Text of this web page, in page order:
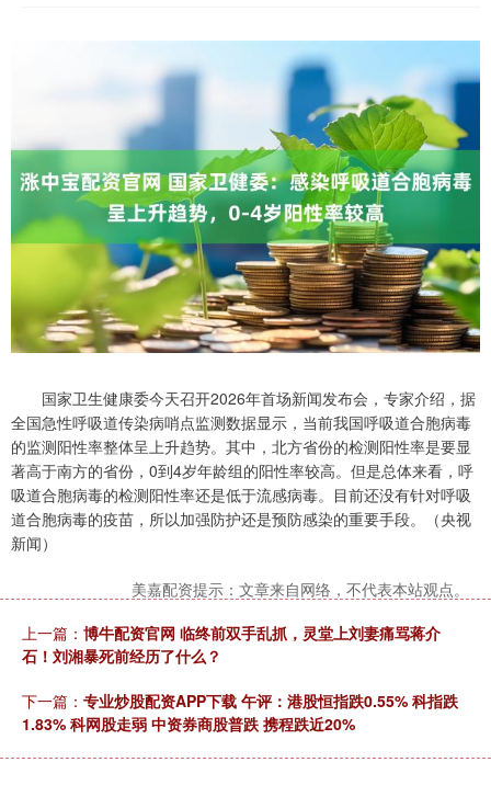
国家卫生健康委今天召开2026年首场新闻发布会，专家介绍，据
全国急性呼吸道传染病哨点监测数据显示，当前我国呼吸道合胞病毒
的监测阳性率整体呈上升趋势。其中，北方省份的检测阳性率是要显
著高于南方的省份，0到4岁年龄组的阳性率较高。但是总体来看，呼
吸道合胞病毒的检测阳性率还是低于流感病毒。目前还没有针对呼吸
道合胞病毒的疫苗，所以加强防护还是预防感染的重要手段。（央视
新闻）
美嘉配资提示：文章来自网络，不代表本站观点。
上一篇： 博牛配资官网 临终前双手乱抓，灵堂上刘妻痛骂蒋介
石！刘湘暴死前经历了什么？
下一篇： 专业炒股配资APP下载 午评：港股恒指跌0.55% 科指跌
1.83% 科网股走弱 中资券商股普跌 携程跌近20%